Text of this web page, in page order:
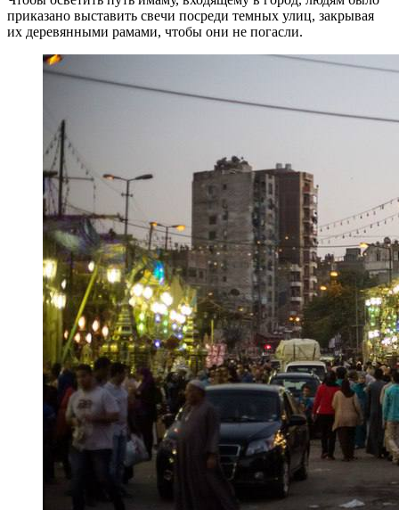
приказано выставить свечи посреди темных улиц, закрывая
их деревянными рамами, чтобы они не погасли.